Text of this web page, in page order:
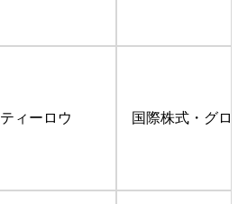
ティーロウ 国際株式・グロ